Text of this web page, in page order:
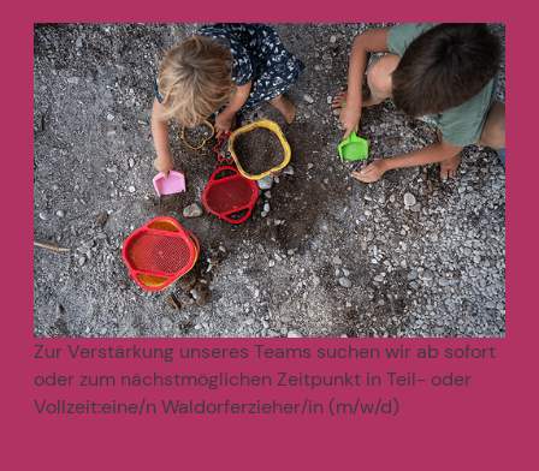
Zur Verstärkung unseres Teams suchen wir ab sofort
oder zum nächstmöglichen Zeitpunkt in Teil- oder
Vollzeit:eine/n Waldorferzieher/in (m/w/d)